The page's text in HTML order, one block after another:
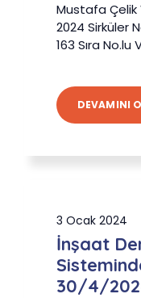
Mustafa Çelik
2024 Sirküler
163 Sıra No.lu
DEVAMINI
3 Ocak 2024
İnşaat
30/4/